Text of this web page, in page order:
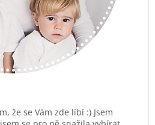
že se Vám zde líbí :) Jsem